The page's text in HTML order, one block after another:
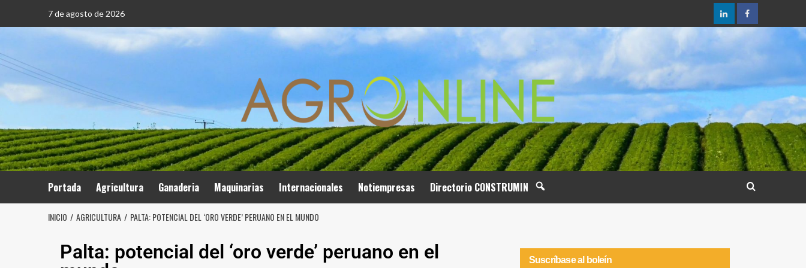
7 de agosto de 2026
Portada Agricultura Ganaderia Maquinarias Internacionales Notiempresas Directorio CONSTRUMIN
INICIO AGRICULTURA PALTA: POTENCIAL DEL ‘ORO VERDE’ PERUANO EN EL MUNDO
Palta: potencial del ‘oro verde’ peruano en el
Suscríbase al boleín